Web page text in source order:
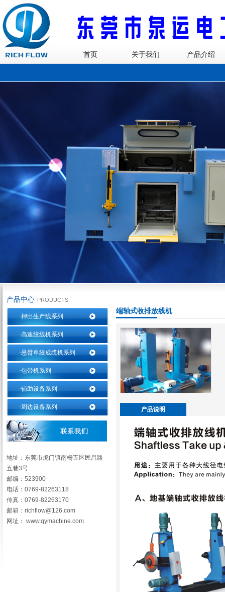
首页 关于我们 产品介绍
产品中心 PRODUCTS
·押出生产线系列
·高速绞线机系列
·悬臂单绞成缆机系列
·包带机系列
·辅助设备系列
·周边设备系列
地址：东莞市虎门镇南栅五区民昌路
五巷3号
邮编：523900
电话：0769-82263118
传真：0769-82263170
邮箱：richflow@126.com
网址： www.qymachine.com
端轴式收排放线机
产品说明